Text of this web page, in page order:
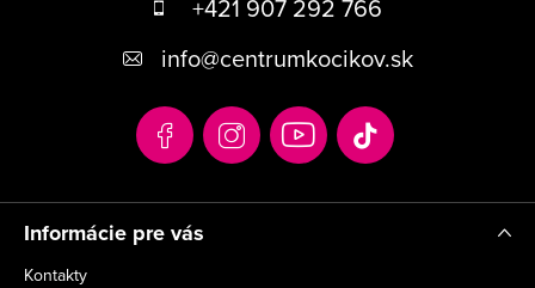
e
+421 907 292 766
info@centrumkocikov.sk
Informácie pre vás
Kontakty